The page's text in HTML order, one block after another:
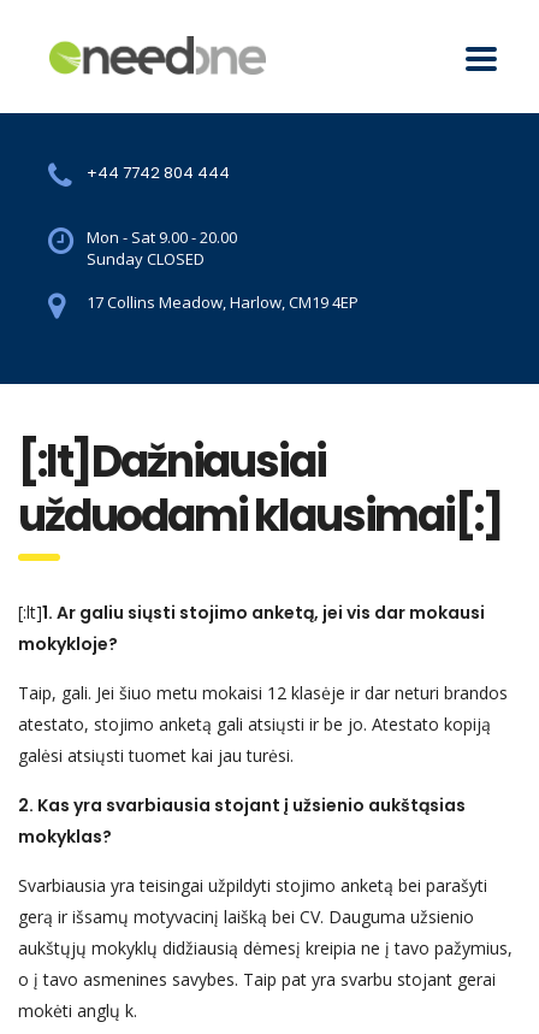
+44 7742 804 444
Mon - Sat 9.00 - 20.00
Sunday CLOSED
17 Collins Meadow, Harlow, CM19 4EP
[:lt]Dažniausiai
užduodami klausimai[:]
[:lt]1. Ar galiu siųsti stojimo anketą, jei vis dar mokausi
mokykloje?
Taip, gali. Jei šiuo metu mokaisi 12 klasėje ir dar neturi brandos
atestato, stojimo anketą gali atsiųsti ir be jo. Atestato kopiją
galėsi atsiųsti tuomet kai jau turėsi.
2. Kas yra svarbiausia stojant į užsienio aukštąsias
mokyklas?
Svarbiausia yra teisingai užpildyti stojimo anketą bei parašyti
gerą ir išsamų motyvacinį laišką bei CV. Dauguma užsienio
aukštųjų mokyklų didžiausią dėmesį kreipia ne į tavo pažymius,
o į tavo asmenines savybes. Taip pat yra svarbu stojant gerai
mokėti anglų k.